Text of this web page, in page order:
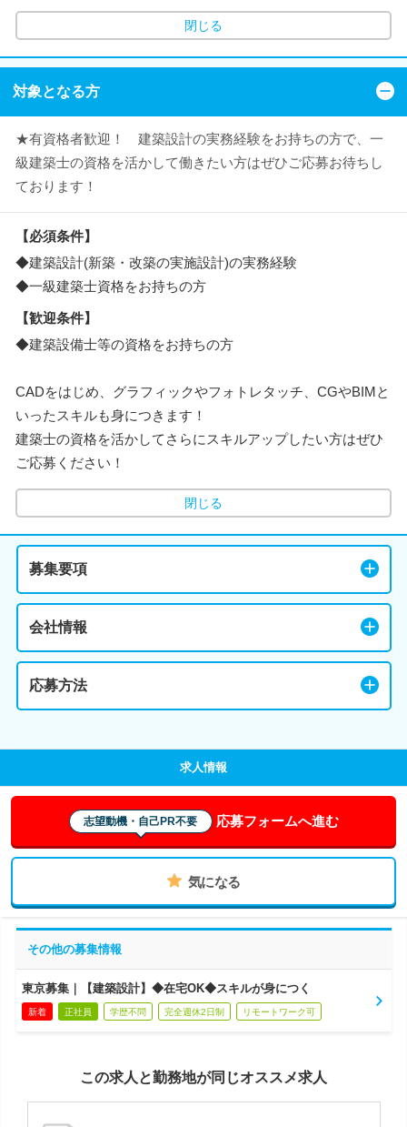
閉じる
対象となる方
★有資格者歓迎！ 建築設計の実務経験をお持ちの方で、一
級建築士の資格を活かして働きたい方はぜひご応募お待ちし
ております！
【必須条件】
◆建築設計(新築・改築の実施設計)の実務経験
◆一級建築士資格をお持ちの方
【歓迎条件】
◆建築設備士等の資格をお持ちの方
CADをはじめ、グラフィックやフォトレタッチ、CGやBIMと
いったスキルも身につきます！
建築士の資格を活かしてさらにスキルアップしたい方はぜひ
ご応募ください！
閉じる
募集要項
会社情報
応募方法
求人情報
志望動機・自己PR不要 応募フォームへ進む
気になる
その他の募集情報
東京募集｜【建築設計】◆在宅OK◆スキルが身につく
新着 正社員 学歴不問 完全週休2日制 リモートワーク可
この求人と勤務地が同じオススメ求人